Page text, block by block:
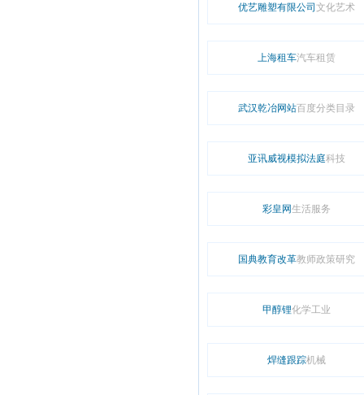
优艺雕塑有限公司 文化艺术
上海租车汽车租赁
武汉乾冶网站百度分类目录
亚讯威视模拟法庭科技
彩皇网生活服务
国典教育改革教师政策研究
甲醇锂化学工业
焊缝跟踪机械